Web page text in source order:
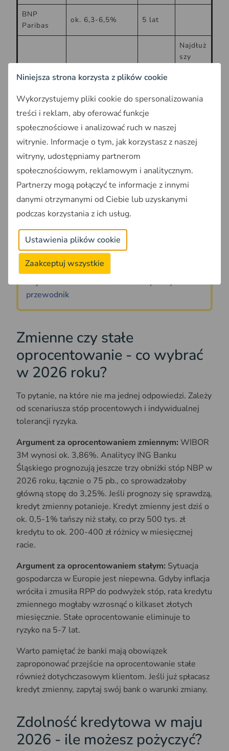
BNP
Paribas
ok. 6,3-6,5% 5 lat
Agricole
ok. 6,3-6,5% 7 lat
Najdłuż
szy
rynku
ING Bank
Śląski
ok. 6,5-6,8% 5 lat
Tabela 2. Ranking oprocentowania stałego maj 2026.
Dane orientacyjne na maj 2026. Oprocentowanie
stałe wzrosło w większości banków względem
kwietnia. Jedynym bankiem z wyraźnym spadkiem
jest mBank (-0,39 pp.). Źródło: union-advisors,
bankier, bankhipoteczny. *dane z 16.04.2026, mogą
ulec zmianie
Przeczytaj także:
Rejestr Cen Nieruchomości - kompletny
przewodnik
Zmienne czy stałe
oprocentowanie - co wybrać
w 2026 roku?
To pytanie, na które nie ma jednej odpowiedzi. Zależy
od scenariusza stóp procentowych i indywidualnej
tolerancji ryzyka.
Argument za oprocentowaniem zmiennym: WIBOR
3M wynosi ok. 3,86%. Analitycy ING Banku
Śląskiego prognozują jeszcze trzy obniżki stóp NBP w
2026 roku, łącznie o 75 pb., co sprowadzałoby
główną stopę do 3,25%. Jeśli prognozy się sprawdzą,
kredyt zmienny potanieje. Kredyt zmienny jest dziś o
ok. 0,5-1% tańszy niż stały, co przy 500 tys. zł
kredytu to ok. 200-400 zł różnicy w miesięcznej
racie.
Argument za oprocentowaniem stałym: Sytuacja
gospodarcza w Europie jest niepewna. Gdyby inflacja
wróciła i zmusiła RPP do podwyżek stóp, rata kredytu
zmiennego mogłaby wzrosnąć o kilkaset złotych
miesięcznie. Stałe oprocentowanie eliminuje to
ryzyko na 5-7 lat.
Warto pamiętać że banki mają obowiązek
zaproponować przejście na oprocentowanie stałe
również dotychczasowym klientom. Jeśli już spłacasz
kredyt zmienny, zapytaj swój bank o warunki zmiany.
Zdolność kredytowa w maju
2026 - ile możesz pożyczyć?
Niniejsza strona korzysta z plików cookie
Wykorzystujemy pliki cookie do spersonalizowania
treści i reklam, aby oferować funkcje
społecznościowe i analizować ruch w naszej
witrynie. Informacje o tym, jak korzystasz z naszej
witryny, udostępniamy partnerom
społecznościowym, reklamowym i analitycznym.
Partnerzy mogą połączyć te informacje z innymi
danymi otrzymanymi od Ciebie lub uzyskanymi
podczas korzystania z ich usług.
Ustawienia plików cookie
Zaakceptuj wszystkie